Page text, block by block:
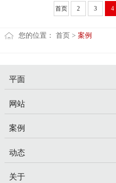
首页 2 3 4
您的位置： 首页> 案例
平面
网站
案例
动态
关于